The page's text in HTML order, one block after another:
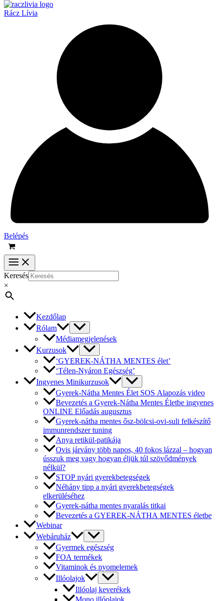
Rácz Lívia
Belépés
Keresés
×
Kezdőlap
Rólam
Médiamegjelenések
Kurzusok
‘GYEREK-NÁTHA MENTES élet’
‘Télen-Nyáron Egészség’
Ingyenes Minikurzusok
Gyerek-Nátha Mentes Élet SOS Alapozás video
Bevezetés a Gyerek-Nátha Mentes Életbe ingyenes
ONLINE Előadás augusztus
Gyerek-nátha mentes ősz-bölcsi-ovi-suli felkészítő
immunrendszer tuning
Anya retikül-patikája
Ovis járvány több napos, 40 fokos lázzal – hogyan
ússzuk meg vagy hogyan éljük túl szövődmények
nélkül?
STOP nyári gyerekbetegségek
Néhány tipp a nyári gyerekbetegségek
elkerüléséhez
Gyerek-nátha mentes nyaralás titkai
Bevezetés a GYEREK-NÁTHA MENTES életbe
Webinar
Webáruház
Gyermek egészség
FOA termékek
Vitaminok és nyomelemek
Illóolajok
Illóolaj keverékek
Mono illóolajok